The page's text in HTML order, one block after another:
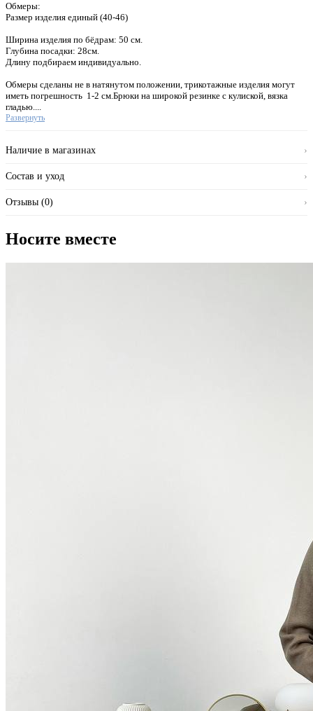
Обмеры:
Размер изделия единый (40-46)
Ширина изделия по бёдрам: 50 см.
Глубина посадки: 28см.
Длину подбираем индивидуально.
Обмеры сделаны не в натянутом положении, трикотажные изделия могут
иметь погрешность 1-2 см.Брюки на широкой резинке с кулиской, вязка
гладью....
Развернуть
Наличие в магазинах ›
Состав и уход ›
Отзывы (0) ›
Носите вместе